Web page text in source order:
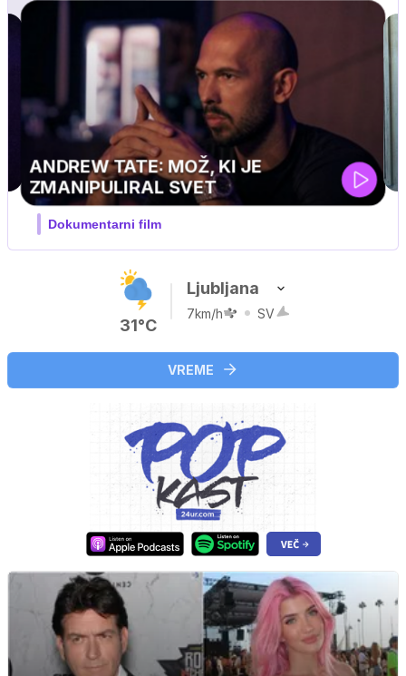
MOJ PRIJATELJ PINGVIN
Film meseca / družinski, pustolovski
31°C
Ljubljana
7km/h SV
VREME